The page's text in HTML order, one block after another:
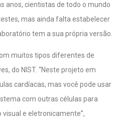
anos, cientistas de todo o mundo
mas ainda falta estabelecer
tem a sua própria versão.
muitos tipos diferentes de
do NIST. “Neste projeto em
cardíacas, mas você pode usar
com outras células para
e eletronicamente”,